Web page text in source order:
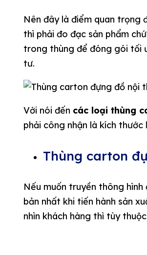
Nên đây là điểm quan trọng
thì phải đo đạc sản phẩm
trong thùng để đóng gói tối
tư.
Với nói đến các loại thùng
phải công nhận là kích
Thùng carton
Nếu muốn truyền thông
bản nhất khi tiến hành sản
nhìn khách hàng thì tùy